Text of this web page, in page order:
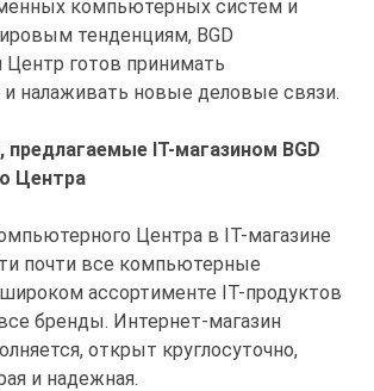
компьютерных систем и
тенденциям, BGD
готов принимать
налаживать новые деловые связи.
IT-магазином BGD
Центра
Центра в IT-магазине
почти все компьютерные
ассортименте IT-продуктов
бренды. Интернет-магазин
открыт круглосуточно,
и надежная.